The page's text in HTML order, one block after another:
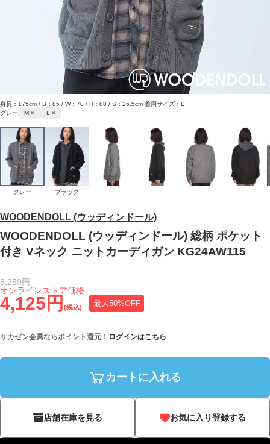
WOODENDOLL (ウッディンドール)
WOODENDOLL (ウッディンドール) 総柄 ポケット
付き Vネック ニットカーディガン KG24AW115
4,125円 (税込) 最大50%OFF
オンラインストア価格
8,250円
サカゼン会員ならポイント還元！ ログインはこちら
カートに入れる
店舗在庫を見る お気に入り登録する
身長：175cm / B：85 / W：70 / H：88 / S：26.5cm 着用サイズ：L
グレー
M × L ×
グレー ブラック